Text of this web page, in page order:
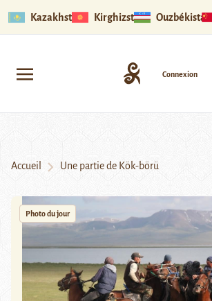
Kazakhstan Kirghizstan Ouzbékistan
Connexion
Accueil Une partie de Kök-börü
Photo du jour